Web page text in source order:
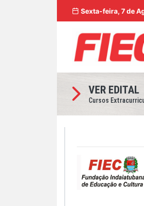
Sexta-feira, 7 de
VER EDITAL
Cursos